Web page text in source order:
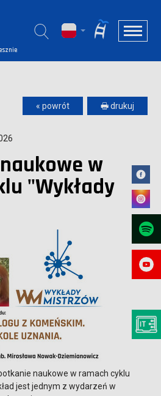
« powrót 🖶 drukuj
w
"Wykłady
naukowe w ramach cyklu
jest jednym z wydarzeń w